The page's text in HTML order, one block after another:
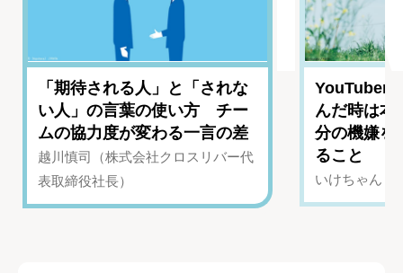
「期待される人」と「されな
い人」の言葉の使い方 チー
ムの協力度が変わる一言の差
越川慎司（株式会社クロスリバー代
表取締役社長）
YouTuber
んだ時は
分の機嫌を
ること
いけちゃん（